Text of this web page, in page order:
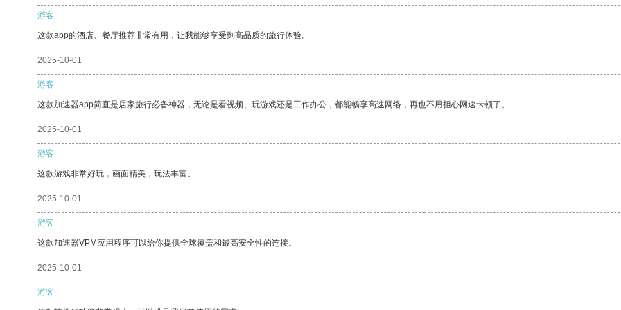
游客
这款app的酒店、餐厅推荐非常有用，让我能够享受到高品质的旅行体验。
2025-10-01
游客
这款加速器app简直是居家旅行必备神器，无论是看视频、玩游戏还是工作办公，都能畅享高速网络，再也不用担心网速卡顿了。
2025-10-01
游客
这款游戏非常好玩，画面精美，玩法丰富。
2025-10-01
游客
这款加速器VPM应用程序可以给你提供全球覆盖和最高安全性的连接。
2025-10-01
游客